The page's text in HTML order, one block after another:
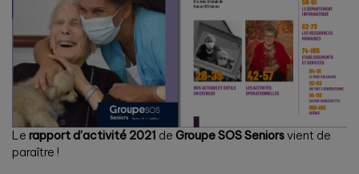
Le rapport d’activité 2021 de Groupe SOS Seniorsvient de
paraître !